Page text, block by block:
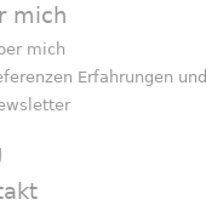
mich
mich
Erfahrungen